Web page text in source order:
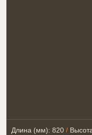
Длина (мм): 820/